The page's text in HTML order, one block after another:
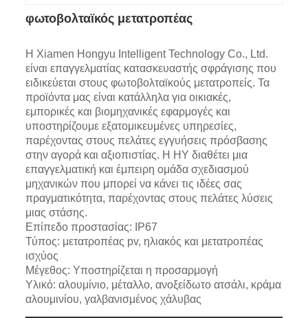
φωτοβολταϊκός μετατροπέας
Η Xiamen Hongyu Intelligent Technology Co., Ltd.
είναι επαγγελματίας κατασκευαστής σφράγισης που
ειδικεύεται στους φωτοβολταϊκούς μετατροπείς. Τα
προϊόντα μας είναι κατάλληλα για οικιακές,
εμπορικές και βιομηχανικές εφαρμογές και
υποστηρίζουμε εξατομικευμένες υπηρεσίες,
παρέχοντας στους πελάτες εγγυήσεις πρόσβασης
στην αγορά και αξιοπιστίας. Η HY διαθέτει μια
επαγγελματική και έμπειρη ομάδα σχεδιασμού
μηχανικών που μπορεί να κάνει τις ιδέες σας
πραγματικότητα, παρέχοντας στους πελάτες λύσεις
μιας στάσης.
Επίπεδο προστασίας: IP67
Τύπος: μετατροπέας pv, ηλιακός και μετατροπέας
ισχύος
Μέγεθος: Υποστηρίζεται η προσαρμογή
Υλικό: αλουμίνιο, μέταλλο, ανοξείδωτο ατσάλι, κράμα
αλουμινίου, γαλβανισμένος χάλυβας